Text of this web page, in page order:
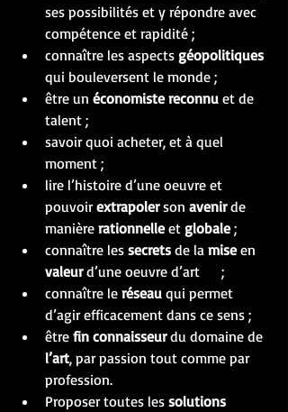
ses possibilités et y répondre avec
compétence et rapidité ;
connaître les aspects géopolitiques
qui bouleversent le monde ;
être un économiste reconnu et de
talent ;
savoir quoi acheter, et à quel
moment ;
lire l’histoire d’une oeuvre et
pouvoir extrapoler son avenir de
manière rationnelle et globale ;
connaître les secrets de la mise en
valeur d’une oeuvre d’art      ;
connaître le réseau qui permet
d’agir efficacement dans ce sens ;
être fin connaisseur du domaine de
l’art, par passion tout comme par
profession.
Proposer toutes les solutions